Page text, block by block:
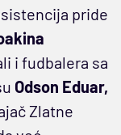
pride
i fudbalera sa
Odson Eduar,
Zlatne